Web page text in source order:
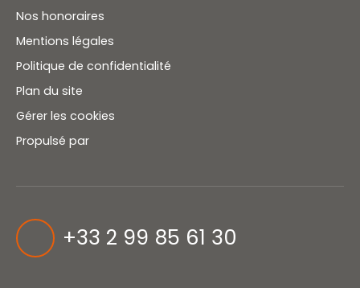
Nos honoraires
Mentions légales
Politique de confidentialité
Plan du site
Gérer les cookies
Propulsé par
+33 2 99 85 61 30